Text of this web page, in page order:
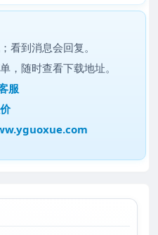
看到消息会回复。
，随时查看下载地址。
服